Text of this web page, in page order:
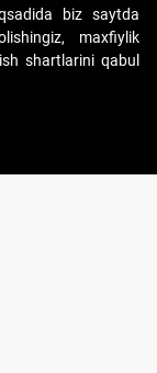
tashkil etish"
biz saytda
maxfiylik
shartlarini qabul